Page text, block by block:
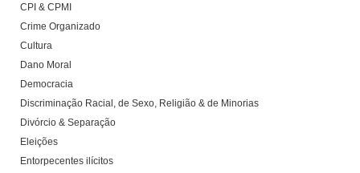
CPI & CPMI
Crime Organizado
Cultura
Dano Moral
Democracia
Discriminação Racial, de Sexo, Religião & de Minorias
Divórcio & Separação
Eleições
Entorpecentes ilícitos